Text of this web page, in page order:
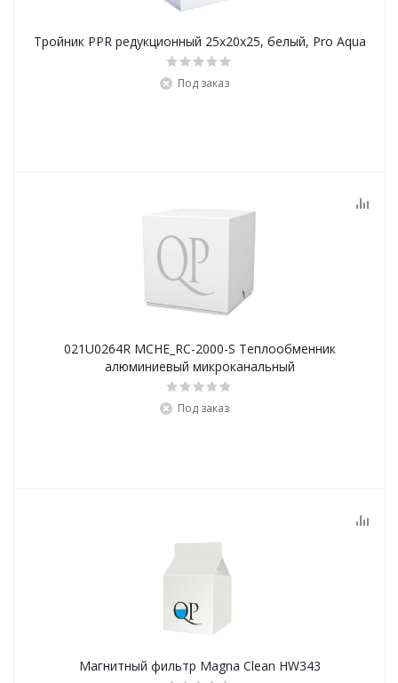
Тройник PPR редукционный 25x20x25, белый, Pro Aqua
Под заказ
021U0264R MCHE_RC-2000-S Теплообменник
алюминиевый микроканальный
Под заказ
Магнитный фильтр Magna Clean HW343